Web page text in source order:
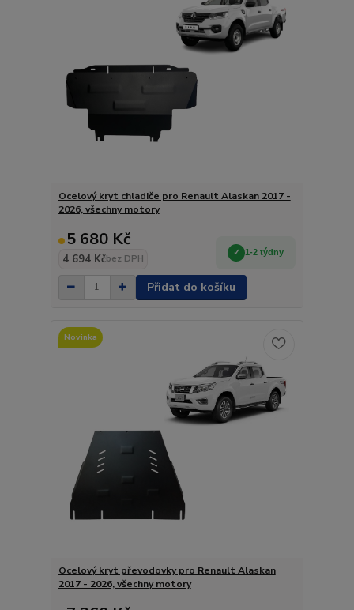
Ocelový kryt chladiče pro Renault Alaskan 2017 -
2026, všechny motory
5 680 Kč
4 694 Kčbez DPH
1-2 týdny
Přidat do košíku
Novinka
Ocelový kryt převodovky pro Renault Alaskan
2017 - 2026, všechny motory